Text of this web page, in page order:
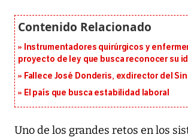
Instrumentadores quirúrgicos y
proyecto de ley que busca reconocer su
Fallece José Donderis, exdirector del
El país que busca estabilidad laboral
Uno de los grandes retos en los